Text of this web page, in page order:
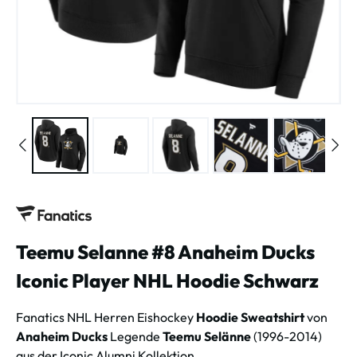
Teemu Selanne #8 Anaheim Ducks
Iconic Player NHL Hoodie Schwarz
Fanatics NHL Herren Eishockey Hoodie Sweatshirtvon
Anaheim Ducks Legende Teemu Selänne(1996-2014)